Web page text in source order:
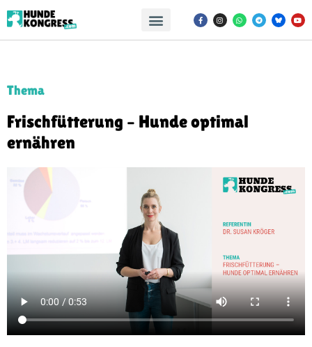
Thema
Frischfütterung – Hunde optimal
ernähren